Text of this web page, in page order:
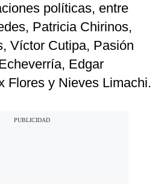
políticas, entre
Patricia Chirinos,
Víctor Cutipa, Pasión
Edgar
Flores y Nieves Limachi.